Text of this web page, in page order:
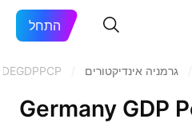
התחל
גרמניה אינדיקטורים DEGDPPCP
Germany GDP